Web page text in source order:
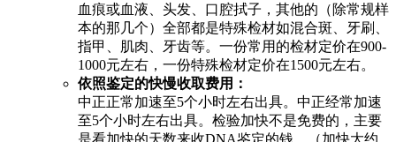
血痕或血液、头发、口腔拭子，其他的（除常规样
本的那几个）全部都是特殊检材如混合斑、牙刷、
指甲、肌肉、牙齿等。一份常用的检材定价在900-
1000元左右，一份特殊检材定价在1500元左右。
依照鉴定的快慢收取费用：
中正正常加速至5个小时左右出具。中正经常加速
至5个小时左右出具。检验加快不是免费的，主要
是看加快的天数来收DNA鉴定的钱，（加快大约